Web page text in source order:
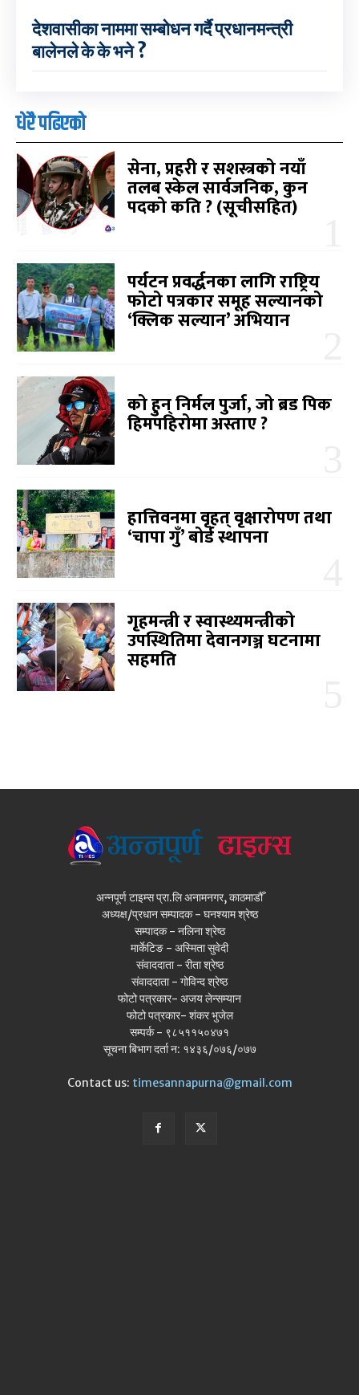
देशवासीका नाममा सम्बोधन गर्दै प्रधानमन्त्री
बालेनले के के भने ?
धेरै पढिएको
सेना, प्रहरी र सशस्त्रको नयाँ
तलब स्केल सार्वजनिक, कुन
पदको कति ? (सूचीसहित)
पर्यटन प्रवर्द्धनका लागि राष्ट्रिय
फोटो पत्रकार समूह सल्यानको
‘क्लिक सल्यान’ अभियान
को हुन् निर्मल पुर्जा, जो ब्रड पिक
हिमपहिरोमा अस्ताए ?
हात्तिवनमा वृहत् वृक्षारोपण तथा
‘चापा गुँ’ बोर्ड स्थापना
गृहमन्त्री र स्वास्थ्यमन्त्रीको
उपस्थितिमा देवानगञ्ज घटनामा
सहमति
अन्नपूर्ण टाइम्स प्रा.लि अनामनगर, काठमाडौँ
अध्यक्ष/प्रधान सम्पादक - घनश्याम श्रेष्ठ
सम्पादक - नलिना श्रेष्ठ
मार्केटिङ - अस्मिता सुवेदी
संवाददाता - रीता श्रेष्ठ
संवाददाता - गोविन्द श्रेष्ठ
फोटो पत्रकार- अजय लेन्सम्यान
फोटो पत्रकार- शंकर भुजेल
सम्पर्क - ९८५११५०४७१
सूचना बिभाग दर्ता न: १४३६/०७६/०७७
Contact us: timesannapurna@gmail.com